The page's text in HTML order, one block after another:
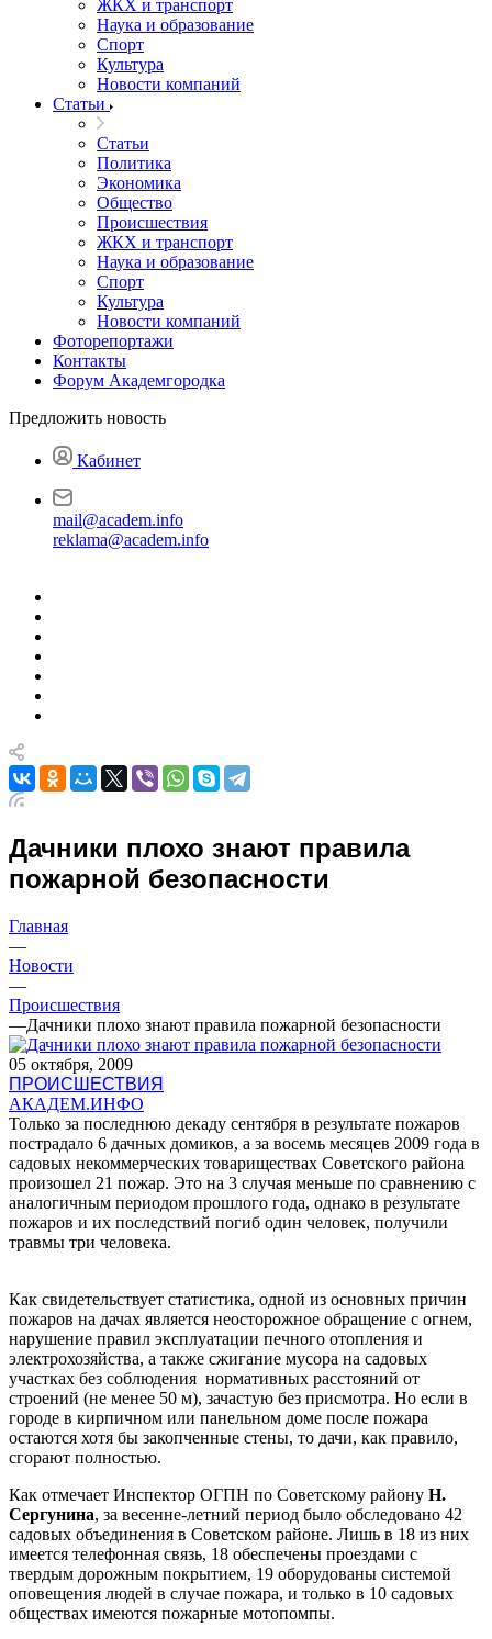
ЖКХ и транспорт
Наука и образование
Спорт
Культура
Новости компаний
Статьи
Статьи
Политика
Экономика
Общество
Происшествия
ЖКХ и транспорт
Наука и образование
Спорт
Культура
Новости компаний
Фоторепортажи
Контакты
Форум Академгородка
Предложить новость
Кабинет
mail@academ.info
reklama@academ.info
Дачники плохо знают правила
пожарной безопасности
Главная
—
Новости
—
Происшествия
—Дачники плохо знают правила пожарной безопасности
05 октября, 2009
ПРОИСШЕСТВИЯ
АКАДЕМ.ИНФО
Только за последнюю декаду сентября в результате пожаров
пострадало 6 дачных домиков, а за восемь месяцев 2009 года в
садовых некоммерческих товариществах Советского района
произошел 21 пожар. Это на 3 случая меньше по сравнению с
аналогичным периодом прошлого года, однако в результате
пожаров и их последствий погиб один человек, получили
травмы три человека.
Как свидетельствует статистика, одной из основных причин
пожаров на дачах является неосторожное обращение с огнем,
нарушение правил эксплуатации печного отопления и
электрохозяйства, а также сжигание мусора на садовых
участках без соблюдения нормативных расстояний от
строений (не менее 50 м), зачастую без присмотра. Но если в
городе в кирпичном или панельном доме после пожара
остаются хотя бы закопченные стены, то дачи, как правило,
сгорают полностью.
Как отмечает Инспектор ОГПН по Советскому району Н.
Сергунина, за весенне-летний период было обследовано 42
садовых объединения в Советском районе. Лишь в 18 из них
имеется телефонная связь, 18 обеспечены проездами с
твердым дорожным покрытием, 19 оборудованы системой
оповещения людей в случае пожара, и только в 10 садовых
обществах имеются пожарные мотопомпы.